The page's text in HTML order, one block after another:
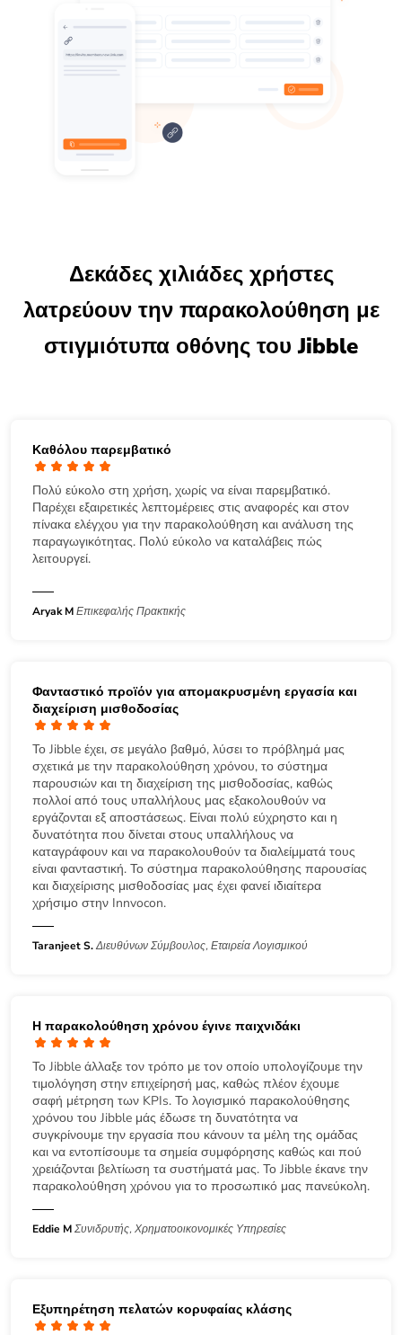
Δεκάδες χιλιάδες χρήστες
λατρεύουν την παρακολούθηση με
στιγμιότυπα οθόνης του Jibble
Καθόλου παρεμβατικό
Πολύ εύκολο στη χρήση, χωρίς να είναι παρεμβατικό.
Παρέχει εξαιρετικές λεπτομέρειες στις αναφορές και στον
πίνακα ελέγχου για την παρακολούθηση και ανάλυση της
παραγωγικότητας. Πολύ εύκολο να καταλάβεις πώς
λειτουργεί.
Aryak MΕπικεφαλής Πρακτικής
Φανταστικό προϊόν για απομακρυσμένη εργασία και
διαχείριση μισθοδοσίας
Το Jibble έχει, σε μεγάλο βαθμό, λύσει το πρόβλημά μας
σχετικά με την παρακολούθηση χρόνου, το σύστημα
παρουσιών και τη διαχείριση της μισθοδοσίας, καθώς
πολλοί από τους υπαλλήλους μας εξακολουθούν να
εργάζονται εξ αποστάσεως. Είναι πολύ εύχρηστο και η
δυνατότητα που δίνεται στους υπαλλήλους να
καταγράφουν και να παρακολουθούν τα διαλείμματά τους
είναι φανταστική. Το σύστημα παρακολούθησης παρουσίας
και διαχείρισης μισθοδοσίας μας έχει φανεί ιδιαίτερα
χρήσιμο στην Innvocon.
Taranjeet S.Διευθύνων Σύμβουλος, Εταιρεία Λογισμικού
Η παρακολούθηση χρόνου έγινε παιχνιδάκι
Το Jibble άλλαξε τον τρόπο με τον οποίο υπολογίζουμε την
τιμολόγηση στην επιχείρησή μας, καθώς πλέον έχουμε
σαφή μέτρηση των KPIs. Το λογισμικό παρακολούθησης
χρόνου του Jibble μάς έδωσε τη δυνατότητα να
συγκρίνουμε την εργασία που κάνουν τα μέλη της ομάδας
και να εντοπίσουμε τα σημεία συμφόρησης καθώς και πού
χρειάζονται βελτίωση τα συστήματά μας. Το Jibble έκανε την
παρακολούθηση χρόνου για το προσωπικό μας πανεύκολη.
Eddie MΣυνιδρυτής, Χρηματοοικονομικές Υπηρεσίες
Εξυπηρέτηση πελατών κορυφαίας κλάσης